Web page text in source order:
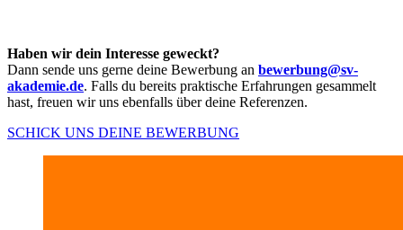
Haben wir dein Interesse geweckt?
Dann sende uns gerne deine Bewerbung an bewerbung@sv-
akademie.de. Falls du bereits praktische Erfahrungen gesammelt
hast, freuen wir uns ebenfalls über deine Referenzen.
SCHICK UNS DEINE BEWERBUNG